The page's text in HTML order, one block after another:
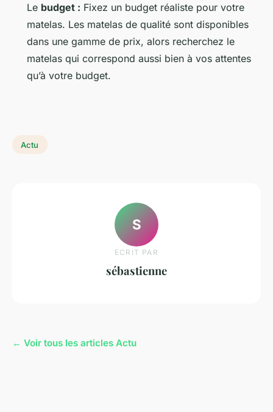
Le budget : Fixez un budget réaliste pour votre
matelas. Les matelas de qualité sont disponibles
dans une gamme de prix, alors recherchez le
matelas qui correspond aussi bien à vos attentes
qu’à votre budget.
Actu
S
ECRIT PAR
sébastienne
← Voir tous les articles Actu